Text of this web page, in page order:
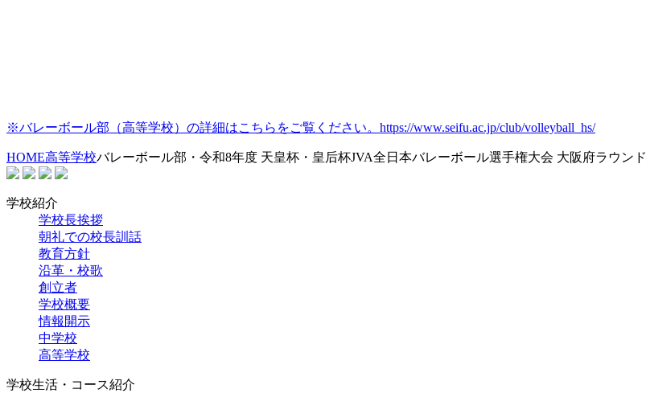
※バレーボール部（高等学校）の詳細はこちらをご覧ください。 https://www.seifu.ac.jp/club/volleyball_hs/
HOME高等学校バレーボール部・令和8年度 天皇杯・皇后杯JVA全日本バレーボール選手権大会 大阪府ラウンド
学校紹介
学校長挨拶
朝礼での校長訓話
教育方針
沿革・校歌
創立者
学校概要
情報開示
中学校
高等学校
学校生活・コース紹介